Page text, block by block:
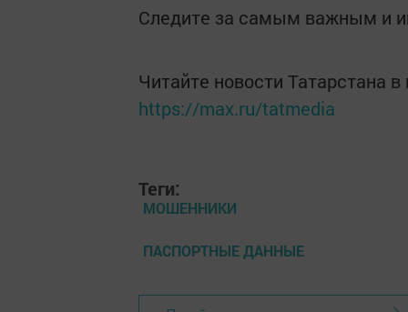
Следите за самым важным и
Читайте новости Татарстана
https://max.ru/tatmedia
Теги:
МОШЕННИКИ
ПАСПОРТНЫЕ ДАННЫЕ